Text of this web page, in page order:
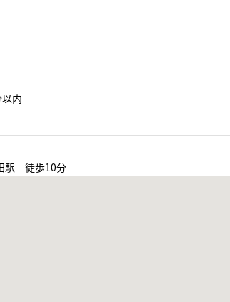
内
駅 徒歩10分